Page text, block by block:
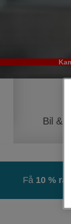
Bil &
Få 10 %